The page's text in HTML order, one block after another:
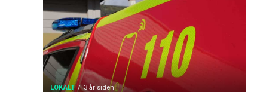
LOKALT 3 år siden